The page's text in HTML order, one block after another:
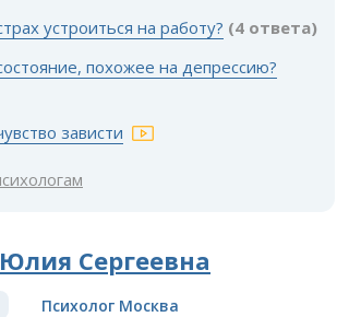
устроиться на работу? (4 ответа)
похожее на депрессию?
зависти
Сергеевна
Психолог Москва